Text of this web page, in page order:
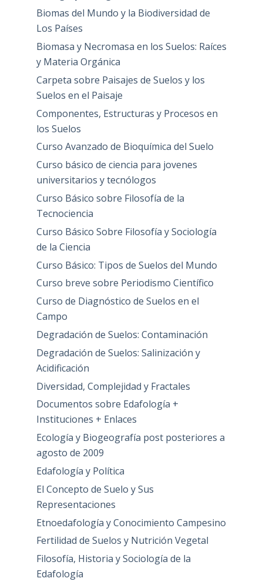
Biomas del Mundo y la Biodiversidad de
Los Países
Biomasa y Necromasa en los Suelos: Raíces
y Materia Orgánica
Carpeta sobre Paisajes de Suelos y los
Suelos en el Paisaje
Componentes, Estructuras y Procesos en
los Suelos
Curso Avanzado de Bioquímica del Suelo
Curso básico de ciencia para jovenes
universitarios y tecnólogos
Curso Básico sobre Filosofía de la
Tecnociencia
Curso Básico Sobre Filosofía y Sociología
de la Ciencia
Curso Básico: Tipos de Suelos del Mundo
Curso breve sobre Periodismo Científico
Curso de Diagnóstico de Suelos en el
Campo
Degradación de Suelos: Contaminación
Degradación de Suelos: Salinización y
Acidificación
Diversidad, Complejidad y Fractales
Documentos sobre Edafología +
Instituciones + Enlaces
Ecología y Biogeografía post posteriores a
agosto de 2009
Edafología y Política
El Concepto de Suelo y Sus
Representaciones
Etnoedafología y Conocimiento Campesino
Fertilidad de Suelos y Nutrición Vegetal
Filosofía, Historia y Sociología de la
Edafología